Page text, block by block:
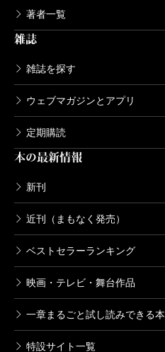
著者一覧
雑誌
雑誌を探す
ウェブマガジンとアプリ
定期購読
本の最新情報
新刊
近刊（まもなく発売）
ベストセラーランキング
映画・テレビ・舞台作品
一章まるごと試し読みできる本
特設サイト一覧